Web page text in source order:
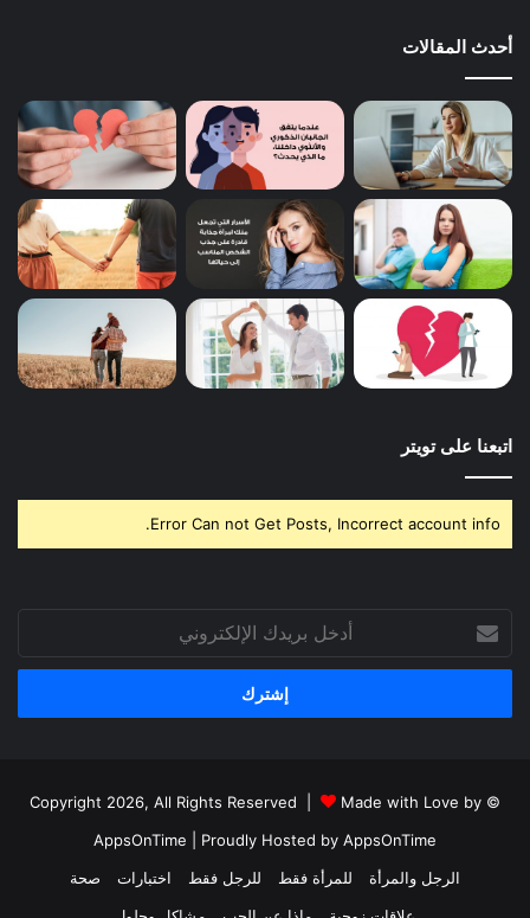
أحدث المقالات
اتبعنا على تويتر
Error Can not Get Posts, Incorrect account info.
بريدك
الإلكتروني
© Copyright 2026, All Rights Reserved |
Made with Love by
AppsOnTime | Proudly Hosted by AppsOnTime
الرجل والمرأة
للمرأة فقط للرجل فقط اختبارات
صحة